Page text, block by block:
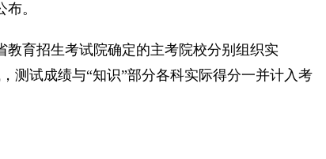
。
育招生考试院确定的主考院校分别组织实
测试成绩与“知识”部分各科实际得分一并计入考